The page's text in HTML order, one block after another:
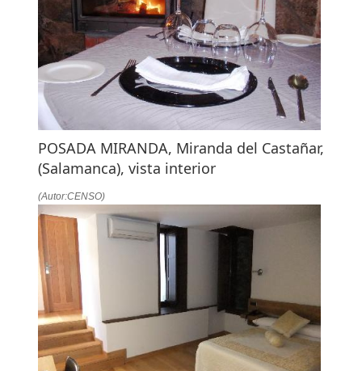
POSADA MIRANDA, Miranda del Castañar,
(Salamanca), vista interior
(Autor:CENSO)